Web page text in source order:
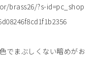
brass26/?s-id=pc_shop
でまぶしくない暗めがお